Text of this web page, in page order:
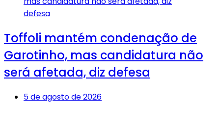
Toffoli mantém condenação de
Garotinho, mas candidatura não
será afetada, diz defesa
5 de agosto de 2026